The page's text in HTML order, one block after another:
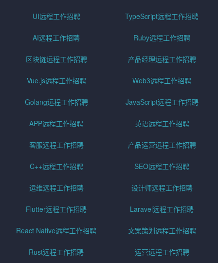
UI远程工作招聘 TypeScript远程工作招聘
AI远程工作招聘 Ruby远程工作招聘
区块链远程工作招聘 产品经理远程工作招聘
Vue.js远程工作招聘 Web3远程工作招聘
Golang远程工作招聘 JavaScript远程工作招聘
APP远程工作招聘 英语远程工作招聘
客服远程工作招聘 产品运营远程工作招聘
C++远程工作招聘 SEO远程工作招聘
运维远程工作招聘 设计师远程工作招聘
Flutter远程工作招聘 Laravel远程工作招聘
React Native远程工作招聘 文案策划远程工作招聘
Rust远程工作招聘 运营远程工作招聘